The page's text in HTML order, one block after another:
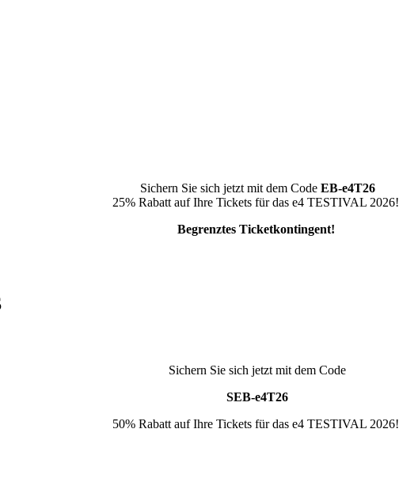
Sichern Sie sich jetzt mit dem Code EB-e4T26
25% Rabatt auf Ihre Tickets für das e4 TESTIVAL 2026!
Begrenztes Ticketkontingent!
Sichern Sie sich jetzt mit dem Code
SEB-e4T26
50% Rabatt auf Ihre Tickets für das e4 TESTIVAL 2026!